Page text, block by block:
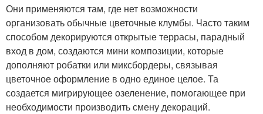
Они применяются там, где нет возможности
организовать обычные цветочные клумбы. Часто таким
способом декорируются открытые террасы, парадный
вход в дом, создаются мини композиции, которые
дополняют робатки или миксбордеры, связывая
цветочное оформление в одно единое целое. Та
создается мигрирующее озеленение, помогающее при
необходимости производить смену декораций.